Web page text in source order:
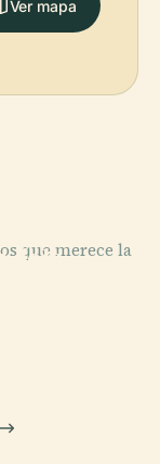
Ver mapa
que merece la
de la